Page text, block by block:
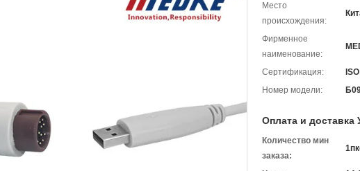
Место
происхождения:
Фирменное
наименование:
Сертификация:
Номер модели:
Оплата и доставка
Количество мин
заказа: